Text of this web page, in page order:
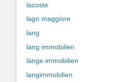
lacoste
lago maggiore
lang
lang immobilien
lange immobilien
langimmobilien